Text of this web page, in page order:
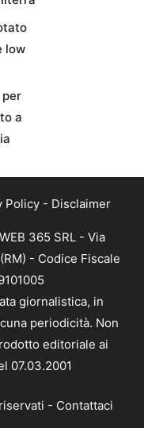
low
per
a
Policy - Disclaimer
365 SRL - Via
- Codice Fiscale
giornalistica, in
periodicità. Non
editoriale ai
07.03.2001
- Contattaci